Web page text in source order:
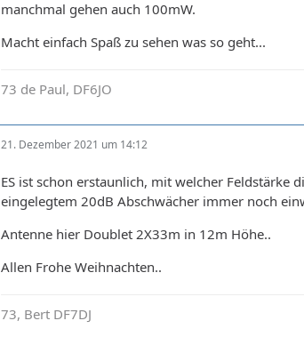
manchmal gehen auch 100mW.
Macht einfach Spaß zu sehen was so geht...
73 de Paul, DF6JO
21. Dezember 2021 um 14:12
ES ist schon erstaunlich, mit welcher Feldstärke
eingelegtem 20dB Abschwächer immer noch
Antenne hier Doublet 2X33m in 12m Höhe..
Allen Frohe Weihnachten..
73, Bert DF7DJ